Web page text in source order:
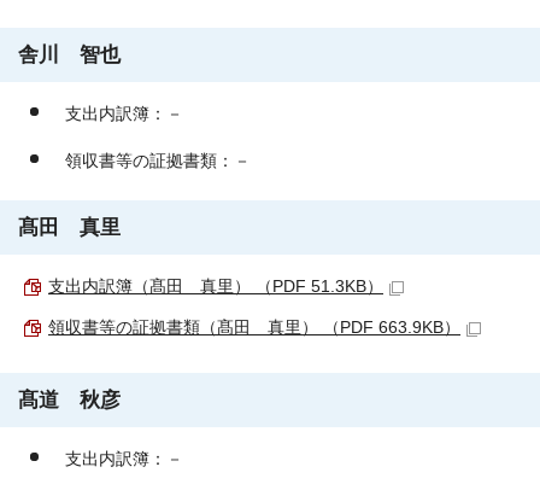
舎川 智也
支出内訳簿：－
領収書等の証拠書類：－
髙田 真里
支出内訳簿（髙田 真里） （PDF 51.3KB）
領収書等の証拠書類（髙田 真里） （PDF 663.9KB）
髙道 秋彦
支出内訳簿：－